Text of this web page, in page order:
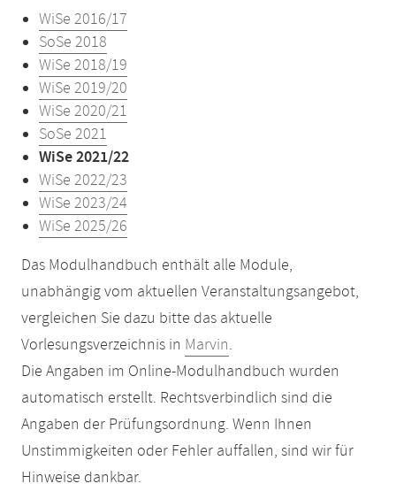
WiSe 2016/17
SoSe 2018
WiSe 2018/19
WiSe 2019/20
WiSe 2020/21
SoSe 2021
WiSe 2021/22
WiSe 2022/23
WiSe 2023/24
WiSe 2025/26
Das Modulhandbuch enthält alle Module,
unabhängig vom aktuellen Veranstaltungsangebot,
vergleichen Sie dazu bitte das aktuelle
Vorlesungsverzeichnis in Marvin.
Die Angaben im Online-Modulhandbuch wurden
automatisch erstellt. Rechtsverbindlich sind die
Angaben der Prüfungsordnung. Wenn Ihnen
Unstimmigkeiten oder Fehler auffallen, sind wir für
Hinweise dankbar.